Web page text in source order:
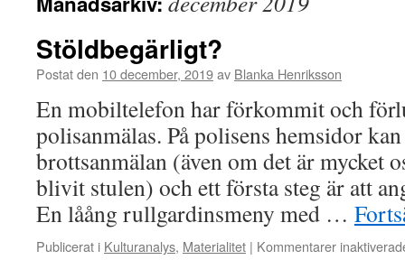
Stöldbegärligt?
Postat den 10 december, 2019av Blanka Henriksson
En mobiltelefon har förkommit och
polisanmälas. På polisens hemsidor
brottsanmälan (även om det är mycket
blivit stulen) och ett första steg är att
En låång rullgardinsmeny med …
Publicerat i Kulturanalys, Materialitet | Kommentarer